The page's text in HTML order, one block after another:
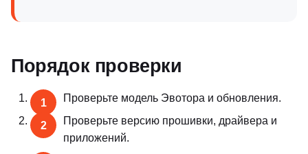
Порядок проверки
Проверьте модель Эвотора и обновления.
Проверьте версию прошивки, драйвера и
приложений.